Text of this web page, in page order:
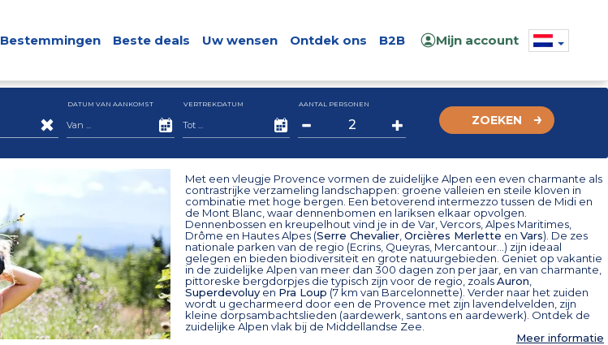
Bestemmingen Beste deals Uw wensen Ontdek ons B2B Mijn account
DATUM VAN AANKOMST VERTREKDATUM AANTAL PERSONEN
ZOEKEN
Met een vleugje Provence vormen de zuidelijke Alpen een even charmante als
contrastrijke verzameling landschappen: groene valleien en steile kloven in
combinatie met hoge bergen. Een betoverend intermezzo tussen de Midi en
de Mont Blanc, waar dennenbomen en lariksen elkaar opvolgen.
Dennenbossen en kreupelhout vind je in de Var, Vercors, Alpes Maritimes,
Drôme en Hautes Alpes (Serre Chevalier Orcières Merlette en Vars). De zes
nationale parken van de regio (Ecrins, Queyras, Mercantour...) zijn ideaal
gelegen en bieden biodiversiteit en grote natuurgebieden. Geniet op vakantie
in de zuidelijke Alpen van meer dan 300 dagen zon per jaar, en van charmante,
pittoreske bergdorpjes die typisch zijn voor de regio, zoalsAuron
Superdevoluy en Pra Loup (7 km van Barcelonnette). Verder naar het zuiden
wordt u gecharmeerd door een de Provence met zijn lavendelvelden, zijn
kleine dorpsambachtslieden (aardewerk, santons en aardewerk). Ontdek de
zuidelijke Alpen vlak bij de Middellandse Zee.
Meer informatie